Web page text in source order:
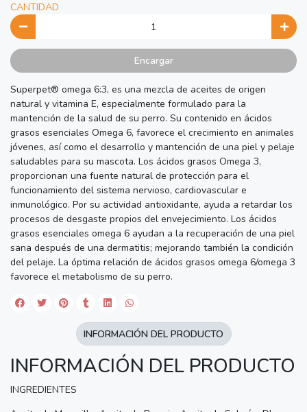
CANTIDAD
Encargar
Superpet® omega 6:3, es una mezcla de aceites de origen
natural y vitamina E, especialmente formulado para la
mantención de la salud de su perro. Su contenido en ácidos
grasos esenciales Omega 6, favorece el crecimiento en animales
jóvenes, así como el desarrollo y mantención de una piel y pelaje
saludables para su mascota. Los ácidos grasos Omega 3,
proporcionan una fuente natural de protección para el
funcionamiento del sistema nervioso, cardiovascular e
inmunológico. Por su actividad antioxidante, ayuda a retardar los
procesos de desgaste propios del envejecimiento. Los ácidos
grasos esenciales omega 6 ayudan a la recuperación de una piel
sana después de una dermatitis; mejorando también la condición
del pelaje. La óptima relación de ácidos grasos omega 6/omega 3
favorece el metabolismo de su perro.
INFORMACIÓN DEL PRODUCTO
INGREDIENTES
INFORMACIÓN DEL PRODUCTO